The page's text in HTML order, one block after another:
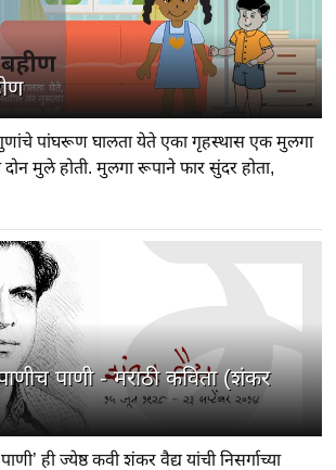
पांघरूण घालता येते एका गृहस्थास एक मुलगा
मुले होती. मुलगा रूपाने फार सुंदर होता,
पाणी - मराठी कविता (शंकर
ही ज्येष्ठ कवी शंकर वैद्य यांची निसर्गाच्या